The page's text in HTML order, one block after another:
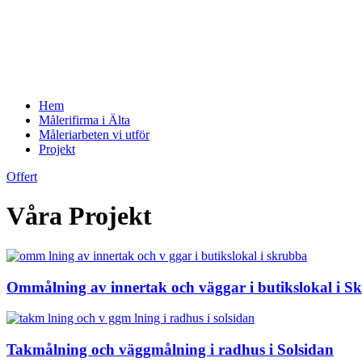
Hem
Målerifirma i Älta
Måleriarbeten vi utför
Projekt
Offert
Våra Projekt
Ommålning av innertak och väggar i butikslokal i
Takmålning och väggmålning i radhus i Solsidan